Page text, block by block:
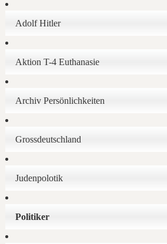
Adolf Hitler
Aktion T-4 Euthanasie
Archiv Persönlichkeiten
Grossdeutschland
Judenpolotik
Politiker